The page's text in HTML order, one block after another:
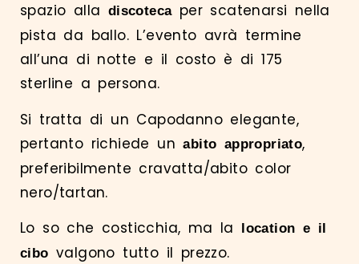
spazio alla discotecaper scatenarsi nella
pista da ballo. L’evento avrà termine
all’una di notte e il costo è di 175
sterline a persona.
Si tratta di un Capodanno elegante,
pertanto richiede unabito appropriato,
preferibilmente cravatta/abito color
nero/tartan.
Lo so che costicchia, ma la location e il
cibo valgono tutto il prezzo.